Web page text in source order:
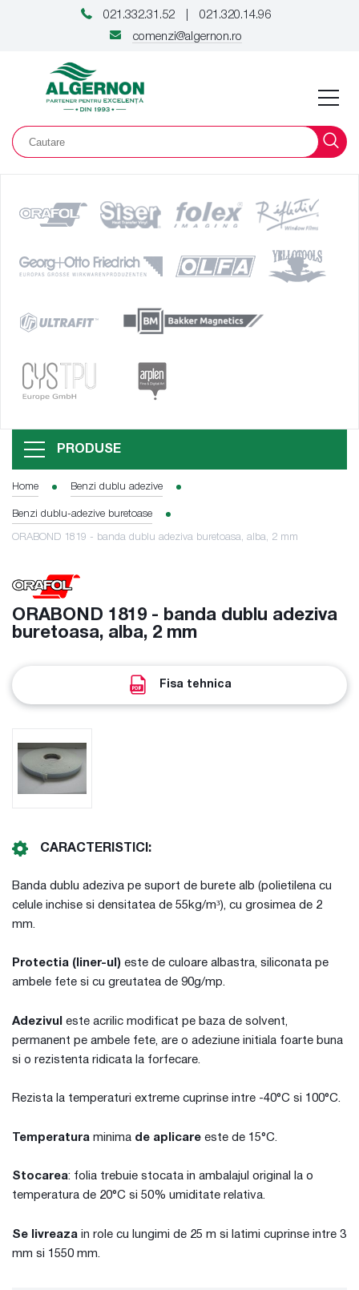
021.332.31.52
021.320.14.96
comenzi@algernon.ro
PRODUSE
Home Benzi dublu adezive
Benzi dublu-adezive buretoase
ORABOND 1819 - banda dublu adeziva buretoasa, alba, 2 mm
ORABOND 1819 - banda dublu adeziva
buretoasa, alba, 2 mm
Fisa tehnica
CARACTERISTICI:
Banda dublu adeziva pe suport de burete alb (polietilena cu
celule inchise si densitatea de 55kg/m³), cu grosimea de 2
mm.
Protectia (liner-ul) este de culoare albastra, siliconata pe
ambele fete si cu greutatea de 90g/mp.
Adezivul este acrilic modificat pe baza de solvent,
permanent pe ambele fete, are o adeziune initiala foarte buna
si o rezistenta ridicata la forfecare.
Rezista la temperaturi extreme cuprinse intre -40°C si 100°C.
Temperatura minima de aplicare este de 15°C.
Stocarea: folia trebuie stocata in ambalajul original la o
temperatura de 20°C si 50% umiditate relativa.
Se livreaza in role cu lungimi de 25 m si latimi cuprinse intre 3
mm si 1550 mm.